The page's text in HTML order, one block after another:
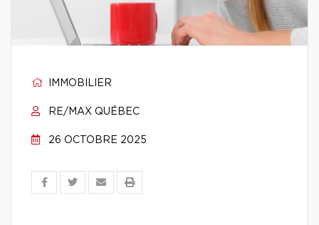
IMMOBILIER
RE/MAX QUÉBEC
26 OCTOBRE 2025